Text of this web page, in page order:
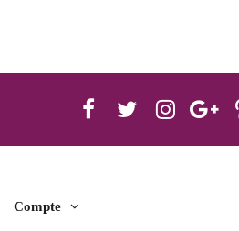
Compte